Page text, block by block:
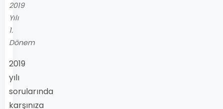
2019
Yılı
1.
Dönem
2019
yılı
sorularında
karşınıza